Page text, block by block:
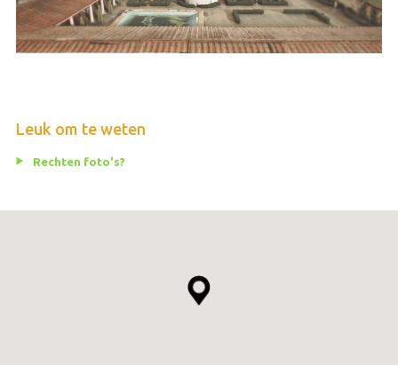
Leuk om te weten
Rechten foto's?